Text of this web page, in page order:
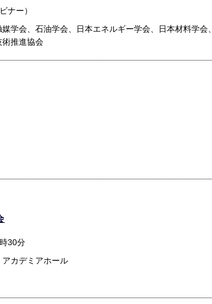
ナー）
学会、石油学会、日本エネルギー学会、日本材料学会、
術推進協会
30分
カデミアホール